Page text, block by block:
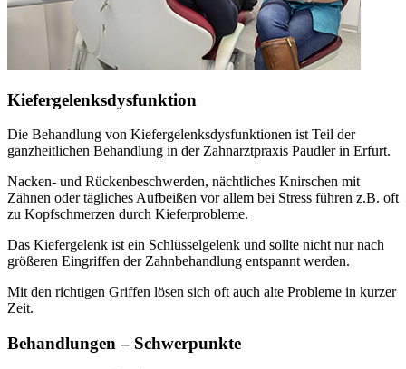
Kiefergelenksdysfunktion
Die Behandlung von Kiefergelenksdysfunktionen ist Teil der
ganzheitlichen Behandlung in der Zahnarztpraxis Paudler in Erfurt.
Nacken- und Rückenbeschwerden, nächtliches Knirschen mit
Zähnen oder tägliches Aufbeißen vor allem bei Stress führen z.B. oft
zu Kopfschmerzen durch Kieferprobleme.
Das Kiefergelenk ist ein Schlüsselgelenk und sollte nicht nur nach
größeren Eingriffen der Zahnbehandlung entspannt werden.
Mit den richtigen Griffen lösen sich oft auch alte Probleme in kurzer
Zeit.
Behandlungen – Schwerpunkte